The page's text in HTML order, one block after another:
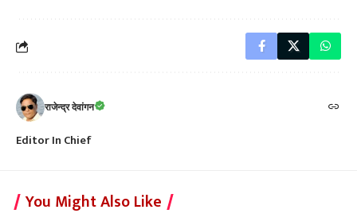
राजेन्द्र देवांगन
Editor In Chief
You Might Also Like